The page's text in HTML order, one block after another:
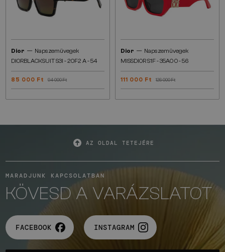
Dior — Napszemüvegek
DIORBLACKSUIT S3I - 20F2 A - 54
85 000 Ft 94 000 Ft
Dior — Napszemüvegek
MISSDIOR S1F - 35A0 O - 56
111 000 Ft 126 000 Ft
AZ OLDAL TETEJÉRE
MARADJUNK KAPCSOLATBAN
KÖVESD A VARÁZSLATOT
FACEBOOK INSTAGRAM